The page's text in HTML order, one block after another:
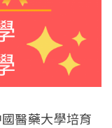
醫藥大學培育